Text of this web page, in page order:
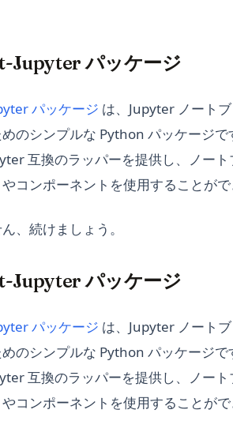
Jupyter パッケージ
パッケージ (opens in a new tab)
は、Jupyter ノート
のシンプルな Python パッケージ
互換のラッパーを提供し、ノー
コンポーネントを使用することがで
、続けましょう。
Jupyter パッケージ
パッケージ (opens in a new tab)
は、Jupyter ノート
のシンプルな Python パッケージ
互換のラッパーを提供し、ノー
コンポーネントを使用することがで